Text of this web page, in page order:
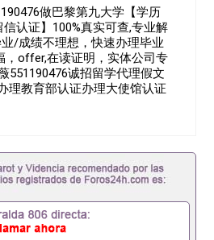
办理毕业做巴黎第九大学【学历
认证】100%真实可查,专业解
/成绩不理想，快速办理毕业
，offer,在读证明，实体公司专
551190476诚招留学代理假文
理教育部认证办理大使馆认证
理录取通知书办理学位证书办
速办理材料： 1、毕业证+成
明+教育部认证,录取通知书，
必备证明材料，给父母及亲朋
相关材料（申请学校、转学，
用到）。 注：上述材料，随时